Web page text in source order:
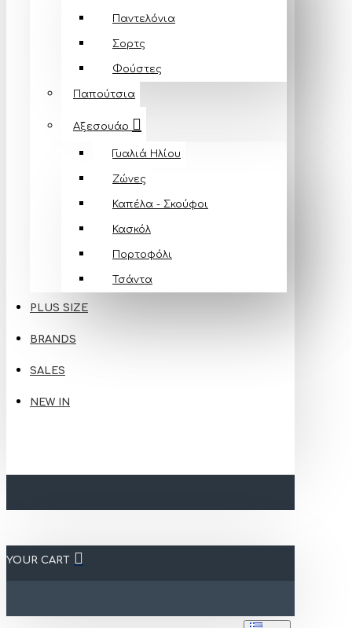
Παντελόνια
Σορτς
Φούστες
Παπούτσια
Αξεσουάρ
Γυαλιά Ηλίου
Ζώνες
Καπέλα - Σκούφοι
Κασκόλ
Πορτοφόλι
Τσάντα
PLUS SIZE
BRANDS
SALES
NEW IN
YOUR CART